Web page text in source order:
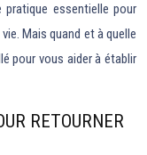
essentielle pour
Mais quand et à quelle
pour vous aider à établir
RETOURNER